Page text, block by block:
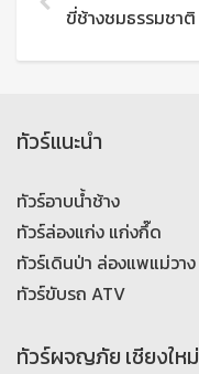
ขี่ช้างชมธรรมชาติ
ทัวร์แนะนำ
ทัวร์อาบน้ำช้าง
ทัวร์ล่องแก่ง แก่งกึ๊ด
ทัวร์เดินป่า ล่องแพแม่วาง
ทัวร์ขับรถ ATV
ทัวร์ผจญภัย เชียงใหม่